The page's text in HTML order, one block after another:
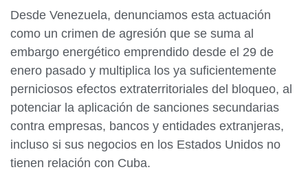
Desde Venezuela, denunciamos esta actuación
como un crimen de agresión que se suma al
embargo energético emprendido desde el 29 de
enero pasado y multiplica los ya suficientemente
perniciosos efectos extraterritoriales del bloqueo, al
potenciar la aplicación de sanciones secundarias
contra empresas, bancos y entidades extranjeras,
incluso si sus negocios en los Estados Unidos no
tienen relación con Cuba.